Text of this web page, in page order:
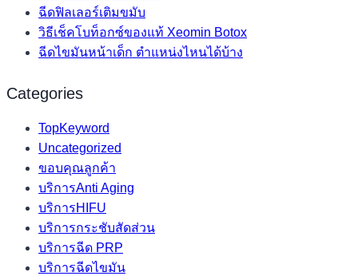
ฉีดฟิลเลอร์เติมขมับ
วิธีเช็คโบท็อกซ์ของแท้ Xeomin Botox
ฉีดไขมันหน้าเด็ก ตำแหน่งไหนได้บ้าง
Categories
TopKeyword
Uncategorized
ขอบคุณลูกค้า
บริการAnti Aging
บริการHIFU
บริการกระชับสัดส่วน
บริการฉีด PRP
บริการฉีดไขมัน